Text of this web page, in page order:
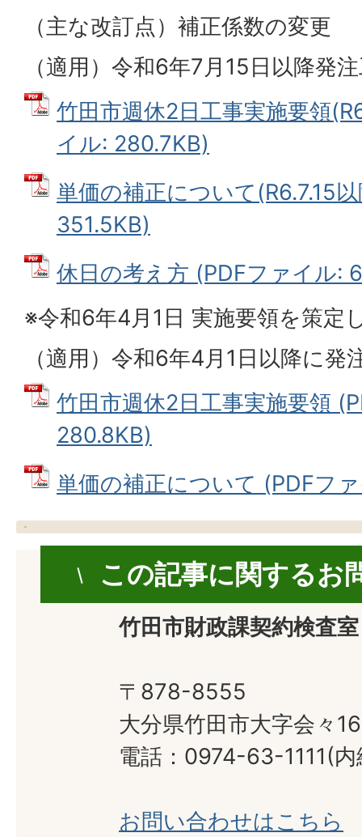
（主な改訂点）補正係数の変更
（適用）令和6年7月15日以降発
竹田市週休2日工事実施要領
イル: 280.7KB)
単価の補正について(R6.7.15
351.5KB)
休日の考え方 (PDFファイル:
※令和6年4月1日 実施要領を策定
（適用）令和6年4月1日以降に発
竹田市週休2日工事実施要領
280.8KB)
単価の補正について (PDFフ
この記事に関するお
竹田市財政課契約検査室
〒878-8555
大分県竹田市大字会々
電話：0974-63-1111(
お問い合わせはこちら